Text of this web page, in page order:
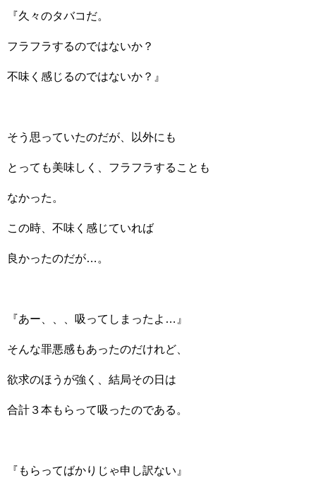
『久々のタバコだ。
フラフラするのではないか？
不味く感じるのではないか？』
そう思っていたのだが、以外にも
とっても美味しく、フラフラすることも
なかった。
この時、不味く感じていれば
良かったのだが…。
『あー、、、吸ってしまったよ…』
そんな罪悪感もあったのだけれど、
欲求のほうが強く、結局その日は
合計３本もらって吸ったのである。
『もらってばかりじゃ申し訳ない』